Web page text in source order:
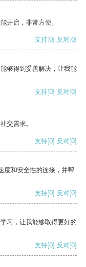
开启，非常方便。
支持[0] 反对[0]
够得到妥善解决，让我能
支持[0] 反对[0]
交需求。
支持[0] 反对[0]
度和安全性的连接，并帮
支持[0] 反对[0]
习，让我能够取得更好的
支持[0] 反对[0]